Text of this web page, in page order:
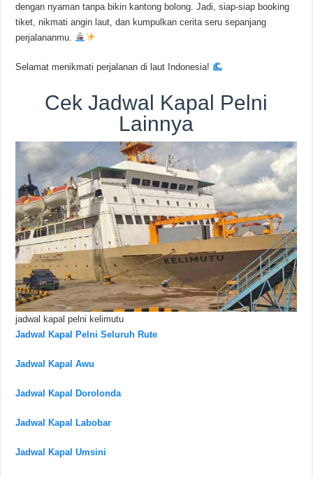
dengan nyaman tanpa bikin kantong bolong. Jadi, siap-siap booking
tiket, nikmati angin laut, dan kumpulkan cerita seru sepanjang
perjalananmu.
Selamat menikmati perjalanan di laut Indonesia!
Cek Jadwal Kapal Pelni
Lainnya
jadwal kapal pelni kelimutu
Jadwal Kapal Pelni Seluruh Rute
Jadwal Kapal Awu
Jadwal Kapal Dorolonda
Jadwal Kapal Labobar
Jadwal Kapal Umsini